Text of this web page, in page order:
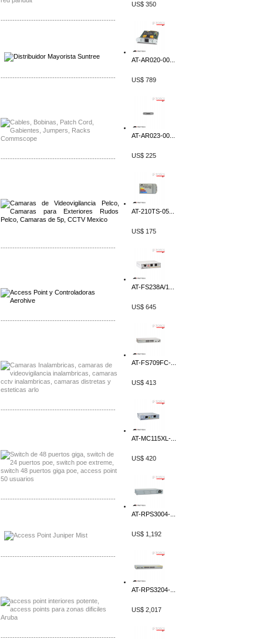
-------------------------------------------------
-------------------------------------------------
-------------------------------------------------
-------------------------------------------------
-------------------------------------------------
-------------------------------------------------
-------------------------------------------------
-------------------------------------------------
-------------------------------------------------
US$ 350
AT-AR020-00...
US$ 789
AT-AR023-00...
US$ 225
AT-210TS-05...
US$ 175
AT-FS238A/1...
US$ 645
AT-FS709FC-...
US$ 413
AT-MC115XL-...
US$ 420
AT-RPS3004-...
US$ 1,192
AT-RPS3204-...
US$ 2,017